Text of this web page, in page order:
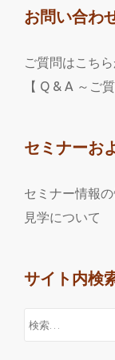
お問い合わ
ご質問はこち
【 Q & A ～ご
セミナーお
セミナー情報
見学について
サイト内検